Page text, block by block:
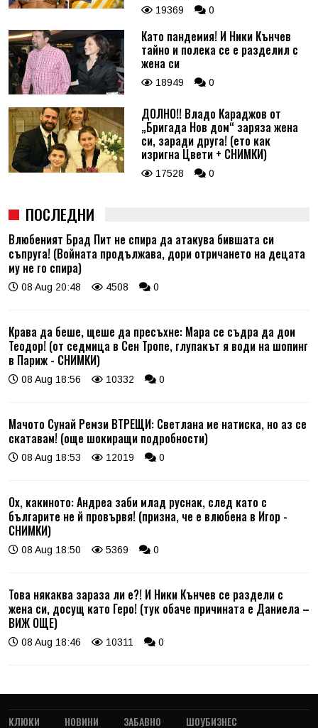
19369 0
Като пандемия! И Ники Кънчев
тайно и полека се е разделил с
жена си
18949 0
ДОЛНО!! Владо Караджов от
„Бригада Нов дом“ заряза жена
си, заради друга! (ето как
изригна Цвети + СНИМКИ)
17528 0
ПОСЛЕДНИ
Влюбеният Брад Пит не спира да атакува бившата си
съпруга! (Войната продължава, дори отричането на децата
му не го спира)
08 Aug 20:48 4508 0
Крава да беше, щеше да пресъхне: Мара се съдра да дои
Теодор! (от седмица в Сен Тропе, глупакът я води на шопинг
в Париж - СНИМКИ)
08 Aug 18:56 10332 0
Мачото Сунай Ремзи ВТРЕЩИ: Светлана ме натиска, но аз се
скатавам! (още шокиращи подробности)
08 Aug 18:53 12019 0
Ох, какиното: Андреа заби млад руснак, след като с
българите не й провървя! (призна, че е влюбена в Игор -
СНИМКИ)
08 Aug 18:50 5369 0
Това някаква зараза ли е?! И Ники Кънчев се раздели с
жена си, досущ като Геро! (тук обаче причината е Даниела –
ВИЖ ОЩЕ)
08 Aug 18:46 10311 0
КЛЮКИ НОВИНИ ЗАБАВНО ШОУБИЗНЕС